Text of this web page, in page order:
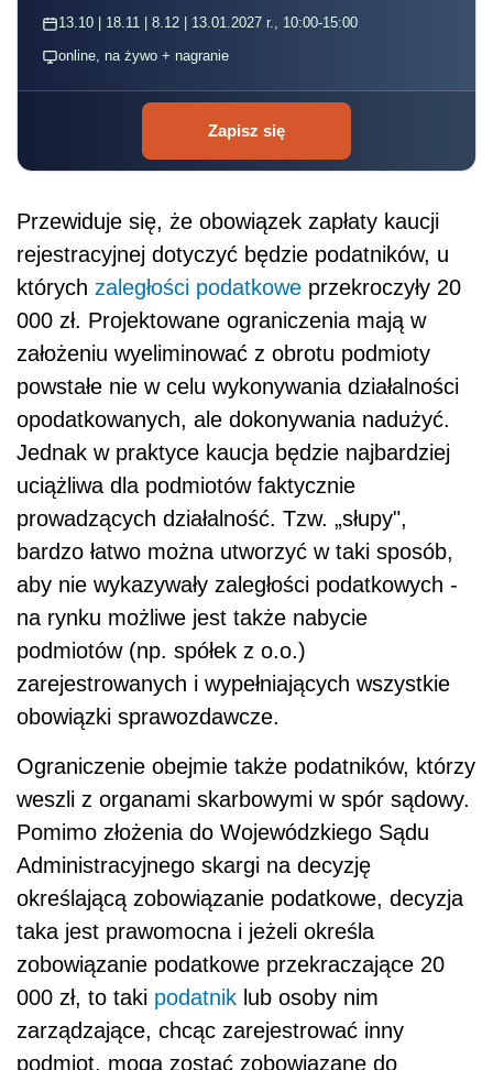
13.10 | 18.11 | 8.12 | 13.01.2027 r., 10:00-15:00
online, na żywo + nagranie
Zapisz się
Przewiduje się, że obowiązek zapłaty kaucji
rejestracyjnej dotyczyć będzie podatników, u
których zaległości podatkowe przekroczyły 20
000 zł. Projektowane ograniczenia mają w
założeniu wyeliminować z obrotu podmioty
powstałe nie w celu wykonywania działalności
opodatkowanych, ale dokonywania nadużyć.
Jednak w praktyce kaucja będzie najbardziej
uciążliwa dla podmiotów faktycznie
prowadzących działalność. Tzw. „słupy",
bardzo łatwo można utworzyć w taki sposób,
aby nie wykazywały zaległości podatkowych -
na rynku możliwe jest także nabycie
podmiotów (np. spółek z o.o.)
zarejestrowanych i wypełniających wszystkie
obowiązki sprawozdawcze.
Ograniczenie obejmie także podatników, którzy
weszli z organami skarbowymi w spór sądowy.
Pomimo złożenia do Wojewódzkiego Sądu
Administracyjnego skargi na decyzję
określającą zobowiązanie podatkowe, decyzja
taka jest prawomocna i jeżeli określa
zobowiązanie podatkowe przekraczające 20
000 zł, to taki podatnik lub osoby nim
zarządzające, chcąc zarejestrować inny
podmiot, mogą zostać zobowiązane do